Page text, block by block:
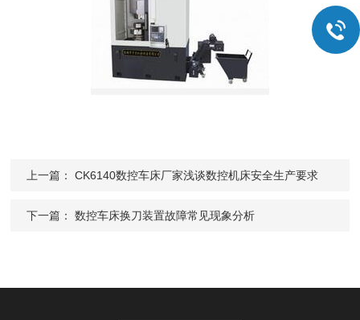
上一篇：CK6140数控车床厂家浅谈数控机床安全生产要求
下一篇：数控车床换刀装置故障常见现象分析